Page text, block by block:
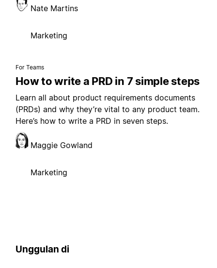
Nate Martins
Marketing
For Teams
How to write a PRD in 7 simple steps
Learn all about product requirements documents
(PRDs) and why they’re vital to any product team.
Here’s how to write a PRD in seven steps.
Maggie Gowland
Marketing
Unggulan di